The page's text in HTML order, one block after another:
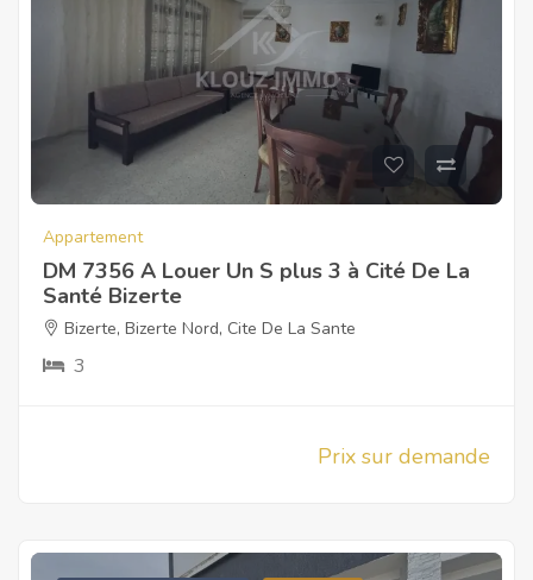
Appartement
DM 7356 A Louer Un S plus 3 à Cité De La
Santé Bizerte
Bizerte, Bizerte Nord, Cite De La Sante
3
Prix sur demande